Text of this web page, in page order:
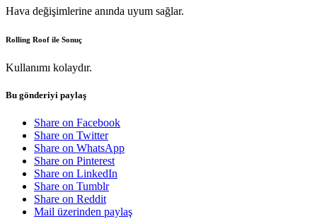
Hava değişimlerine anında uyum sağlar.
Rolling Roof ile Sonuç
Kullanımı kolaydır.
Bu gönderiyi paylaş
Share on Facebook
Share on Twitter
Share on WhatsApp
Share on Pinterest
Share on LinkedIn
Share on Tumblr
Share on Reddit
Mail üzerinden paylaş